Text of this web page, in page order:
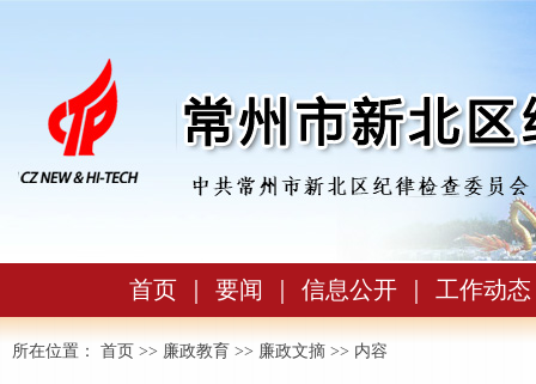
首页 要闻 信息公开 工作动态
所在位置： 首页 >> 廉政教育 >> 廉政文摘 >> 内容